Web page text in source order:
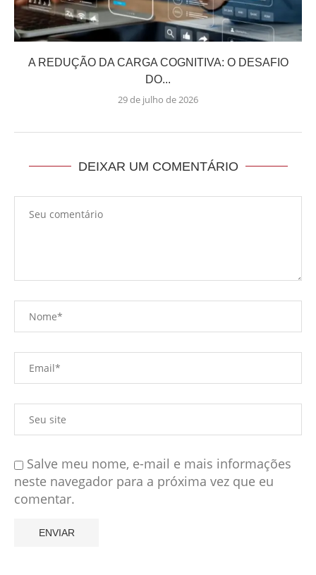
A REDUÇÃO DA CARGA COGNITIVA: O DESAFIO
DO...
29 de julho de 2026
DEIXAR UM COMENTÁRIO
Salve meu nome, e-mail e mais informações
neste navegador para a próxima vez que eu
comentar.